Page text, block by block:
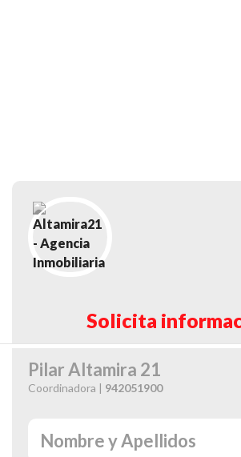
Solicita
Pilar Altamira 21
Coordinadora | 942051900